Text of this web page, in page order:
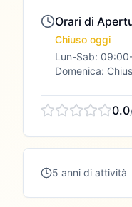
Orari di
Chiuso oggi
Lun-Sab:
Domenica:
0.0
5 anni di attività